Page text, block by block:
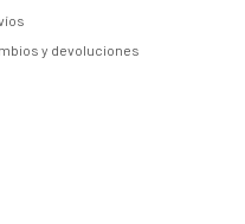
y devoluciones